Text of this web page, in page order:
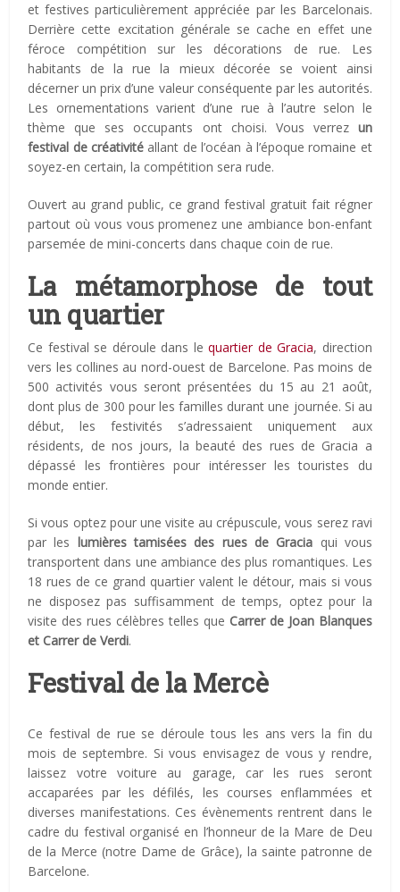
et festives particulièrement appréciée par les Barcelonais.
Derrière cette excitation générale se cache en effet une
féroce compétition sur les décorations de rue. Les
habitants de la rue la mieux décorée se voient ainsi
décerner un prix d’une valeur conséquente par les autorités.
Les ornementations varient d’une rue à l’autre selon le
thème que ses occupants ont choisi. Vous verrez un
festival de créativité allant de l’océan à l’époque romaine et
soyez-en certain, la compétition sera rude.
Ouvert au grand public, ce grand festival gratuit fait régner
partout où vous vous promenez une ambiance bon-enfant
parsemée de mini-concerts dans chaque coin de rue.
La métamorphose de tout
un quartier
Ce festival se déroule dans lequartier de Gracia, direction
vers les collines au nord-ouest de Barcelone. Pas moins de
500 activités vous seront présentées du 15 au 21 août,
dont plus de 300 pour les familles durant une journée. Si au
début, les festivités s’adressaient uniquement aux
résidents, de nos jours, la beauté des rues de Gracia a
dépassé les frontières pour intéresser les touristes du
monde entier.
Si vous optez pour une visite au crépuscule, vous serez ravi
par les lumières tamisées des rues de Gracia qui vous
transportent dans une ambiance des plus romantiques. Les
18 rues de ce grand quartier valent le détour, mais si vous
ne disposez pas suffisamment de temps, optez pour la
visite des rues célèbres telles que Carrer de Joan Blanques
et Carrer de Verdi.
Festival de la Mercè
Ce festival de rue se déroule tous les ans vers la fin du
mois de septembre. Si vous envisagez de vous y rendre,
laissez votre voiture au garage, car les rues seront
accaparées par les défilés, les courses enflammées et
diverses manifestations. Ces évènements rentrent dans le
cadre du festival organisé en l’honneur de la Mare de Deu
de la Merce (notre Dame de Grâce), la sainte patronne de
Barcelone.